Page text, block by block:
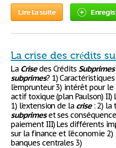
Lire la suite
La crise des crédits
La Crisedes CréditsSubprimes
subprimes? 1)
l’emprunteur 3) intérêt pour
actif toxique (plan Paulson) II)
1) l’extension de la crise: 2) la
subprimeset ses
paiement III) Les différents
sur la finance et l’économie
banques centrales 3)